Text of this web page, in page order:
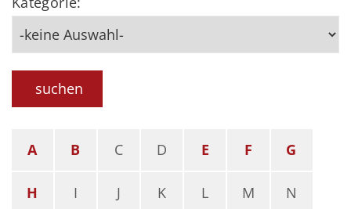
suchen
A B C D E F G
H I J K L M N